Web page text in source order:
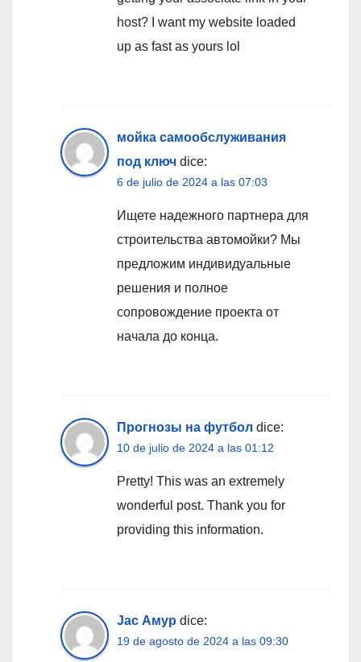
host? I want my website loaded
up as fast as yours lol
мойка самообслуживания
под ключ dice:
6 de julio de 2024 a las 07:03
Ищете надежного партнера для
строительства автомойки? Мы
предложим индивидуальные
решения и полное
сопровождение проекта от
начала до конца.
Прогнозы на футбол dice:
10 de julio de 2024 a las 01:12
Pretty! This was an extremely
wonderful post. Thank you for
providing this information.
Jac Амур dice:
19 de agosto de 2024 a las 09:30